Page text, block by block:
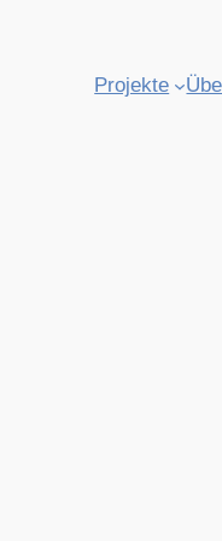
Projekte